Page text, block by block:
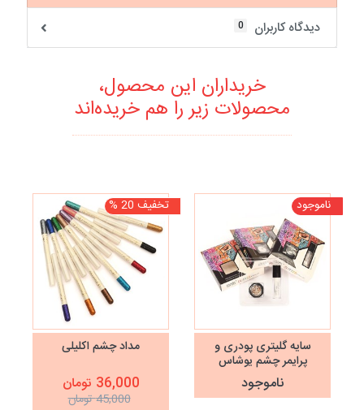
دیدگاه کاربران
0
خریداران این محصول،
محصولات زیر را هم خریده‌اند
ناموجود
سایه گلیتری پودری و
پرایمر چشم یوشاس
USHAS
ناموجود
تخفیف 20 %
مداد چشم اکلیلی
36,000 تومان
45,000 تومان